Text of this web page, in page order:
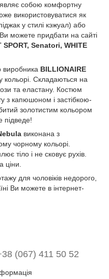
собою комфортну
використовуватися як
у стилі кэжуал) або
можете придбати на сайті
SPORT, Senatori, WHITE
виробника BILLIONAIRE
кольорі. Складаються на
та еластану. Костюм
з капюшоном і застібкою-
золотистим кольором
підведе!
виконана з
чорному кольорі.
тіло і не сковує рухів.
ціни.
для чоловіків недорого,
Ви можете в інтернет-
(067) 411 50 52